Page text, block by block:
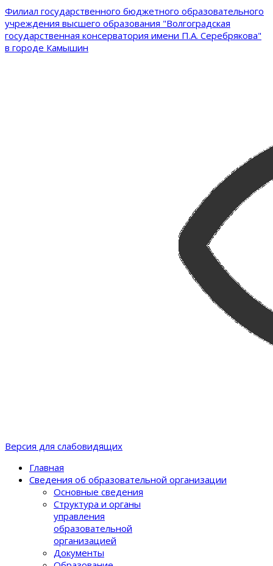
Филиал государственного бюджетного образовательного
учреждения высшего образования "Волгоградская
государственная консерватория имени П.А. Серебрякова"
в городе Камышин
Версия для слабовидящих
Главная
Сведения об образовательной организации
Основные сведения
Структура и органы
управления
образовательной
организацией
Документы